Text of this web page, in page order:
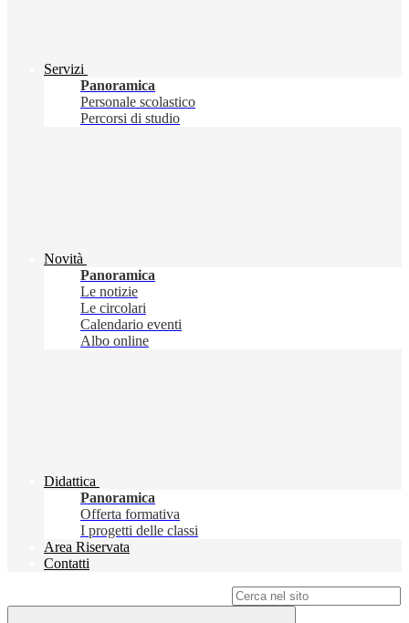
Servizi
Panoramica
Personale scolastico
Percorsi di studio
Novità
Panoramica
Le notizie
Le circolari
Calendario eventi
Albo online
Didattica
Panoramica
Offerta formativa
I progetti delle classi
Area Riservata
Contatti